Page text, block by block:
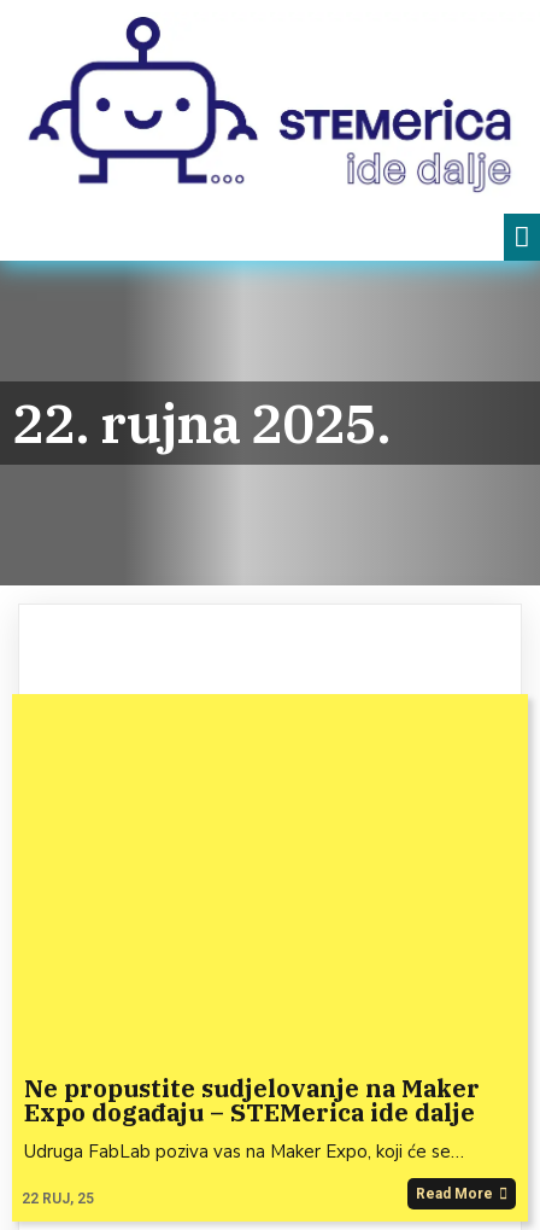
22. rujna 2025.
Ne propustite sudjelovanje na Maker
Expo događaju – STEMerica ide dalje
22 RUJ, 25
Udruga FabLab poziva vas na Maker Expo, koji će se…
Read More